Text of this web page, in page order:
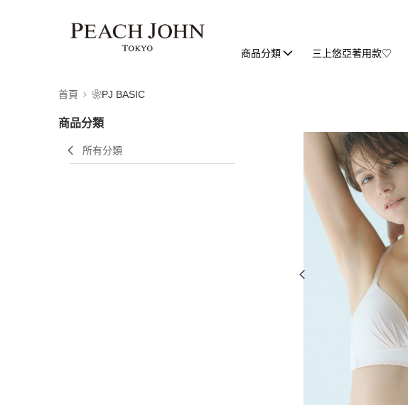
商品分類 三上悠亞著用款♡
首頁 ❀PJ BASIC
商品分類
所有分類